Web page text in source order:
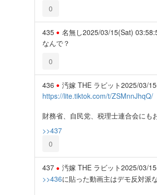
0
435 名無し2025/03/15(Sat)
なんで？
0
436 汚嫁 THE ラビット2025/03/
https://lite.tiktok.com/t/ZSMnnJhqQ/
財務省、自民党、税理士連合会にも
>>437
0
437 汚嫁 THE ラビット2025/03/
>>436に貼った動画主はデモ反対派な